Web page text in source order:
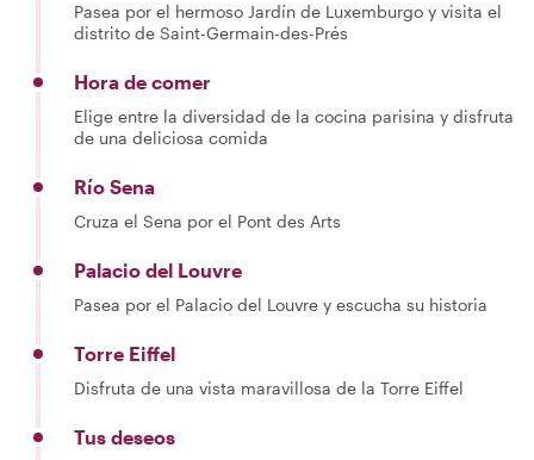
Pasea por el hermoso Jardín de Luxemburgo y visita el
distrito de Saint-Germain-des-Prés
Hora de comer
Elige entre la diversidad de la cocina parisina y disfruta
de una deliciosa comida
Río Sena
Cruza el Sena por el Pont des Arts
Palacio del Louvre
Pasea por el Palacio del Louvre y escucha su historia
Torre Eiffel
Disfruta de una vista maravillosa de la Torre Eiffel
Tus deseos